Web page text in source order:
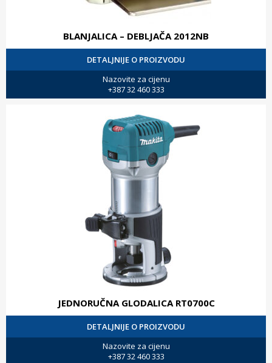
BLANJALICA – DEBLJAČA 2012NB
DETALJNIJE O PROIZVODU
Nazovite za cijenu
+387 32 460 333
JEDNORUČNA GLODALICA RT0700C
DETALJNIJE O PROIZVODU
Nazovite za cijenu
+387 32 460 333